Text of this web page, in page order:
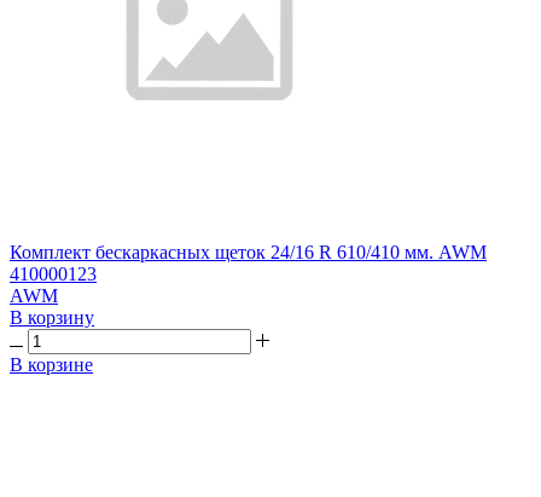
Комплект бескаркасных щеток 24/16 R 610/410 мм. AWM
410000123
AWM
В корзину
В корзине